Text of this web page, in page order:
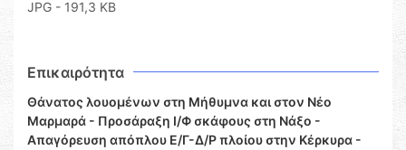
JPG - 191,3 KB
Επικαιρότητα
Θάνατος λουομένων στη Μήθυμνα και στον Νέο
Μαρμαρά - Προσάραξη Ι/Φ σκάφους στη Νάξο -
Απαγόρευση απόπλου Ε/Γ-Δ/Ρ πλοίου στην Κέρκυρα -